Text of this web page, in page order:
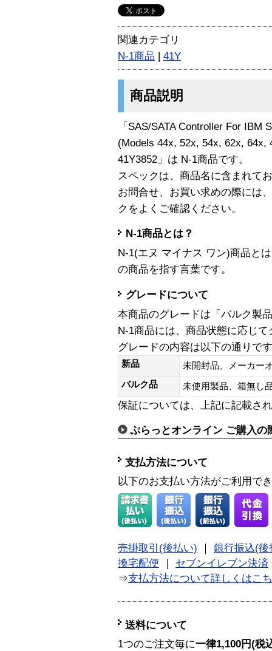
関連カテゴリ
N-1商品 | 41Y
商品説明
「SAS/SATA Controller For IBM
(Models 44x, 52x, 54x, 62x,
41Y3852」は N-1商品です。
スペックは、商品名に含まれて
お問合せ、お買い求めの際には
クをよくご確認ください。
N-1商品とは？
N-1(エヌ マイナス ワン)商品と
の商品を指す言葉です。
グレードについて
本商品のグレードは「バルク製
N-1商品には、商品状態に応じ
グレードの内容は以下の通りで
新品
未開封品、メーカー
バルク品
未使用製品、箱無
保証については、上記に記載さ
ぷらっとオンライン ご購入の
支払方法について
以下のお支払い方法がご利用で
売掛取引(後払い)
銀行振込(後
換宅配便
セブンイレブン決済
⇒支払方法について詳しくはこ
送料について
1つのご注文毎に一律1,100円(税